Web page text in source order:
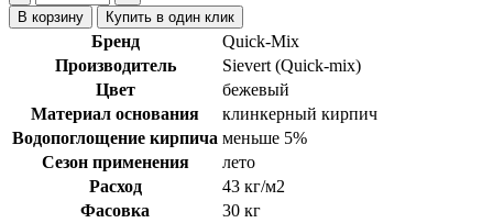
В корзину Купить в один клик
Бренд
Quick-Mix
Производитель
Sievert (Quick-mix)
Цвет
бежевый
Материал основания
клинкерный кирпич
Водопоглощение кирпича меньше 5%
Сезон применения
лето
Расход
43 кг/м2
Фасовка
30 кг